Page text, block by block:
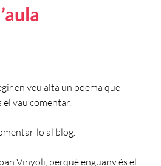
en veu alta un poema que
vau comentar.
lo al blog.
Vinyoli, perquè enguany és el